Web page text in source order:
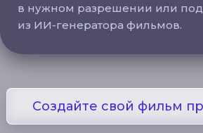
в нужном разрешении или
из ИИ-генератора фильмов.
Создайте свой фильм